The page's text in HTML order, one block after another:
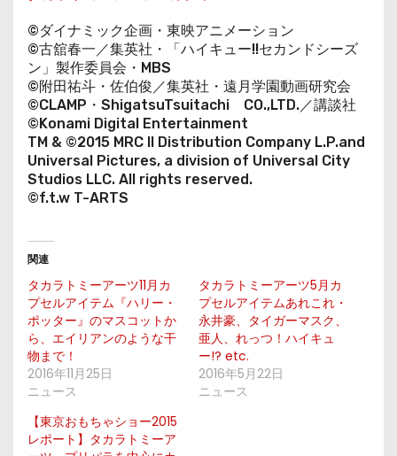
©ダイナミック企画・東映アニメーション
©古舘春一／集英社・「ハイキュー!!セカンドシーズ
ン」製作委員会・MBS
©附田祐斗・佐伯俊／集英社・遠月学園動画研究会
©CLAMP・ShigatsuTsuitachi CO.,LTD.／講談社
©Konami Digital Entertainment
TM & ©2015 MRC ll Distribution Company L.P.and
Universal Pictures, a division of Universal City
Studios LLC. All rights reserved.
©f.t.w T-ARTS
関連
タカラトミーアーツ11月カ
プセルアイテム『ハリー・
ポッター』のマスコットか
ら、エイリアンのような干
物まで！
2016年11月25日
ニュース
タカラトミーアーツ5月カ
プセルアイテムあれこれ・
永井豪、タイガーマスク、
亜人、れっつ！ハイキュ
ー!? etc.
2016年5月22日
ニュース
【東京おもちゃショー2015
レポート】タカラトミーア